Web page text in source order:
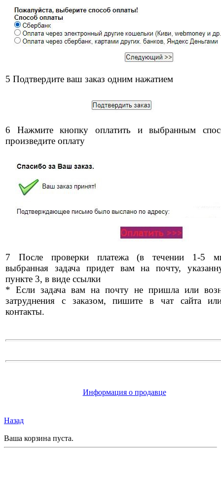
5 Подтвердите ваш заказ одним нажатием
6 Нажмите кнопку оплатить и выбранным
произведите оплату
7 После проверки платежа (в течении 1-5
выбранная задача придет вам на почту,
пункте 3, в виде ссылки
* Если задача вам на почту не пришла или
затруднения с заказом, пишите в чат сайта
контакты.
Информация о продавце
Назад
Ваша корзина пуста.